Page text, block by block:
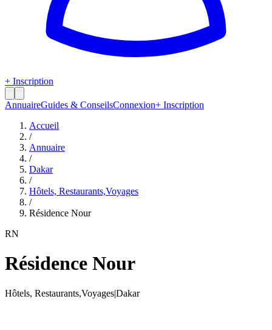
+ Inscription
AnnuaireGuides & ConseilsConnexion+ Inscription
Accueil
/
Annuaire
/
Dakar
/
Hôtels, Restaurants,Voyages
/
Résidence Nour
RN
Résidence Nour
Hôtels, Restaurants,Voyages|Dakar